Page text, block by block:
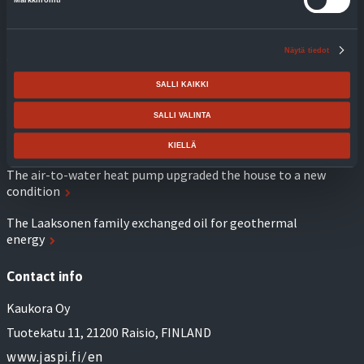
Näytä tiedot
SALLI KAIKKI
SALLI VALINTA
KIELLÄ
Support options for changing the heating system
Should your family also take part in climate talks
The air-to-water heat pump upgraded the house to a new
condition
The Laaksonen family exchanged oil for geothermal
energy
Contact info
Kaukora Oy
Tuotekatu 11, 21200 Raisio, FINLAND
www.jaspi.fi/en